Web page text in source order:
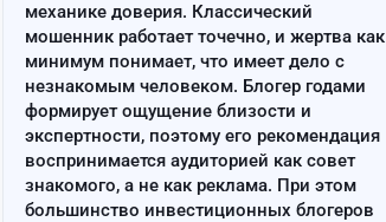
механике доверия. Классический
мошенник работает точечно, и жертва как
минимум понимает, что имеет дело с
незнакомым человеком. Блогер годами
формирует ощущение близости и
экспертности, поэтому его рекомендация
воспринимается аудиторией как совет
знакомого, а не как реклама. При этом
большинство инвестиционных блогеров